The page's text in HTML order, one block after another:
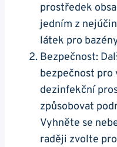
prostředek
jedním z
látek pro
Bezpečnost:
bezpečnost pro
dezinfekční
způsobovat
Vyhněte se
raději zvolte